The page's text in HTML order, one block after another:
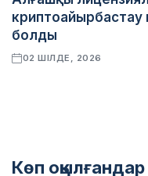
криптоайырбастау
болды
02 ШІЛДЕ, 2026
Көп оқылғандар